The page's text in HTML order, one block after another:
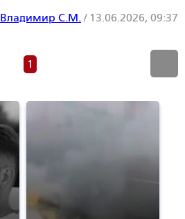
Владимир С.М./ 13.06.2026, 09:37
1